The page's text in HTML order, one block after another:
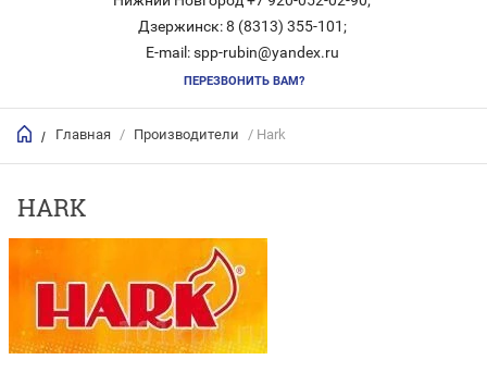
Дзержинск: 8 (8313) 355-101;
E-mail: spp-rubin@yandex.ru
ПЕРЕЗВОНИТЬ ВАМ?
/ Главная / Производители / Hark
HARK